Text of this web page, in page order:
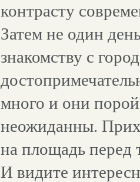
контрасту
Затем не один
знакомству с
много и они
неожиданны.
на площадь перед
И видите